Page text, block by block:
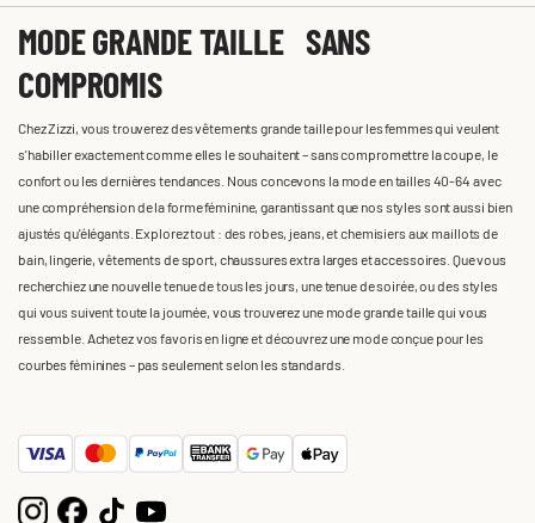
MODE GRANDE TAILLE SANS
COMPROMIS
Chez Zizzi, vous trouverez des vêtements grande taille pour les femmes qui veulent
s'habiller exactement comme elles le souhaitent – sans compromettre la coupe, le
confort ou les dernières tendances. Nous concevons la mode en tailles 40-64 avec
une compréhension de la forme féminine, garantissant que nos styles sont aussi bien
ajustés qu'élégants. Explorez tout : des robes, jeans, et chemisiers aux maillots de
bain, lingerie, vêtements de sport, chaussures extra larges et accessoires. Que vous
recherchiez une nouvelle tenue de tous les jours, une tenue de soirée, ou des styles
qui vous suivent toute la journée, vous trouverez une mode grande taille qui vous
ressemble. Achetez vos favoris en ligne et découvrez une mode conçue pour les
courbes féminines – pas seulement selon les standards.